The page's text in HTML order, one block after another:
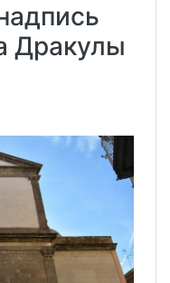
Дракулы